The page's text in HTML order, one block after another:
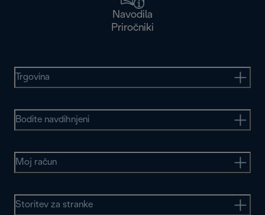
Navodila
Priročniki
Trgovina
Bodite navdihnjeni
Moj račun
Storitev za stranke